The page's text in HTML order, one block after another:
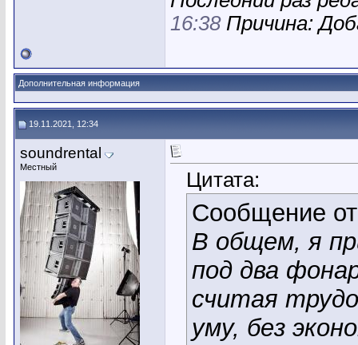
16:38Причина:
Дополнительная информация
19.11.2021, 12:34
soundrental
Местный
Цитата:
Сообщение
В общем, я
под два
считая
уму, без